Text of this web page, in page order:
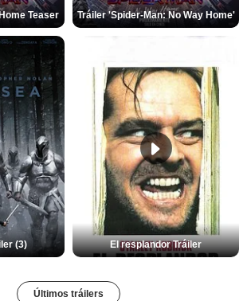
Teaser Tráiler 'Spider-Man: No Way Home'
(3) El resplandor Tráiler
Últimos tráilers